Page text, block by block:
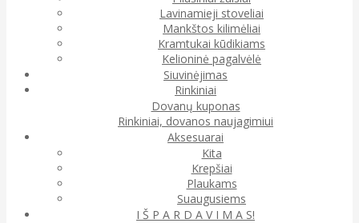
Lavinamieji stoveliai
Mankštos kilimėliai
Kramtukai kūdikiams
Kelioninė pagalvėlė
Siuvinėjimas
Rinkiniai
Dovanų kuponas
Rinkiniai, dovanos naujagimiui
Aksesuarai
Kita
Krepšiai
Plaukams
Suaugusiems
I Š P A R D A V I M A S!